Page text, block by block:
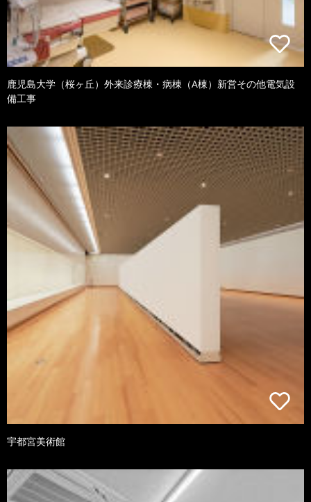
鹿児島大学（桜ヶ丘）外来診療棟・病棟（A棟）新営その他電気設
備工事
宇都宮美術館